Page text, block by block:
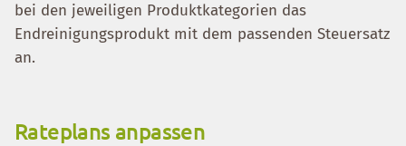
bei den jeweiligen Produktkategorien das
Endreinigungsprodukt mit dem passenden Steuersatz
an.
Rateplans anpassen